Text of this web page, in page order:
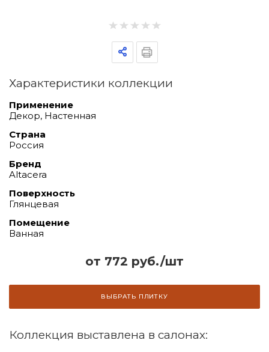
от 772 руб./шт
ВЫБРАТЬ ПЛИТКУ
Характеристики коллекции
Применение
Декор, Настенная
Страна
Россия
Бренд
Altacera
Поверхность
Глянцевая
Помещение
Ванная
Коллекция выставлена в салонах: